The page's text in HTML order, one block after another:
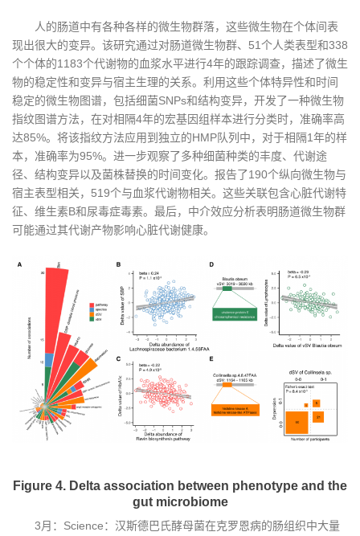
人的肠道中有各种各样的微生物群落，这些微生物在个体间表
现出很大的变异。该研究通过对肠道微生物群、51个人类表型和338
个个体的1183个代谢物的血浆水平进行4年的跟踪调查，描述了微生
物的稳定性和变异与宿主生理的关系。利用这些个体特异性和时间
稳定的微生物图谱，包括细菌SNPs和结构变异，开发了一种微生物
指纹图谱方法，在对相隔4年的宏基因组样本进行分类时，准确率高
达85%。将该指纹方法应用到独立的HMP队列中，对于相隔1年的样
本，准确率为95%。进一步观察了多种细菌种类的丰度、代谢途
径、结构变异以及菌株替换的时间变化。报告了190个纵向微生物与
宿主表型相关，519个与血浆代谢物相关。这些关联包含心脏代谢特
征、维生素B和尿毒症毒素。最后，中介效应分析表明肠道微生物群
可能通过其代谢产物影响心脏代谢健康。
Figure 4. Delta association between phenotype and the
gut microbiome
3月：Science：汉斯德巴氏酵母菌在克罗恩病的肠组织中大量